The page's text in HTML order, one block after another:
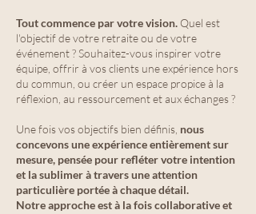
Tout commence par votre vision. Quel est
l'objectif de votre retraite ou de votre
événement ? Souhaitez-vous inspirer votre
équipe, offrir à vos clients une expérience hors
du commun, ou créer un espace propice à la
réflexion, au ressourcement et aux échanges ?
Une fois vos objectifs bien définis, nous
concevons une expérience entièrement sur
mesure, pensée pour refléter votre intention
et la sublimer à travers une attention
particulière portée à chaque détail.
Notre approche est à la fois collaborative et